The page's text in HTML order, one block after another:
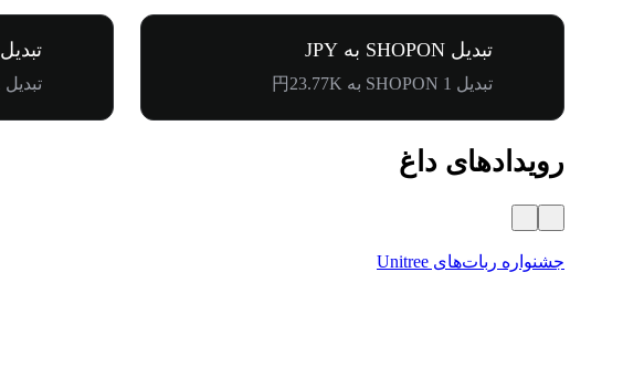
تبدیل SHOPON به JPY
تبدیل 1 SHOPON به 円23.77K
تبدیل GLDON به JPY
تبدیل 1 GLDON به 円62.73K
رویدادهای داغ
جشنواره ربات‌های Unitree